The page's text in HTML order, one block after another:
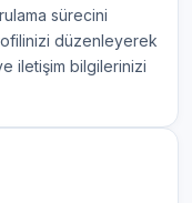
sürecini
düzenleyerek
iletişim bilgilerinizi